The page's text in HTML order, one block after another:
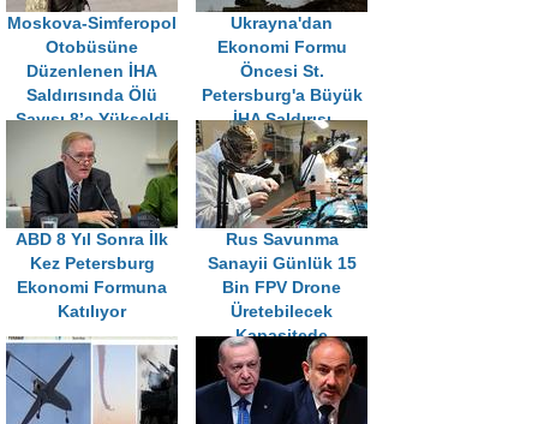
Moskova-Simferopol
Otobüsüne
Düzenlenen İHA
Saldırısında Ölü
Sayısı 8’e Yükseldi
Ukrayna'dan
Ekonomi Formu
Öncesi St.
Petersburg'a Büyük
İHA Saldırısı
ABD 8 Yıl Sonra İlk
Kez Petersburg
Ekonomi Formuna
Katılıyor
Rus Savunma
Sanayii Günlük 15
Bin FPV Drone
Üretebilecek
Kapasitede